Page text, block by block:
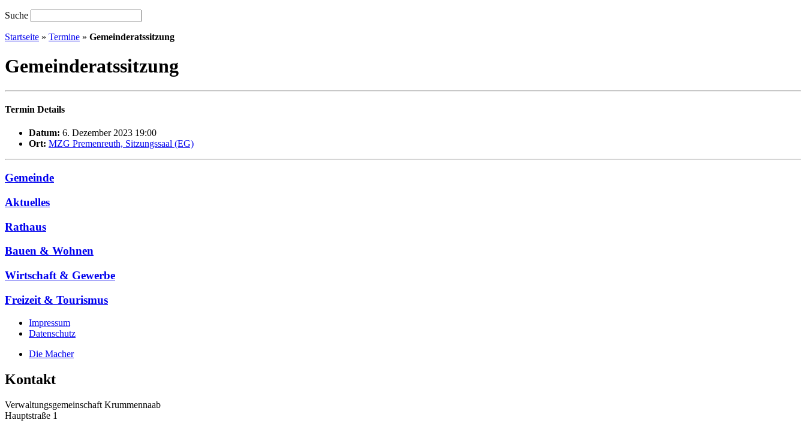
Suche
Startseite » Termine » Gemeinderatssitzung
Gemeinderatssitzung
Termin Details
Datum: 6. Dezember 2023 19:00
Ort: MZG Premenreuth, Sitzungssaal (EG)
Gemeinde
Aktuelles
Rathaus
Bauen & Wohnen
Wirtschaft & Gewerbe
Freizeit & Tourismus
Impressum
Datenschutz
Die Macher
Kontakt
Verwaltungsgemeinschaft Krummennaab
Hauptstraße 1